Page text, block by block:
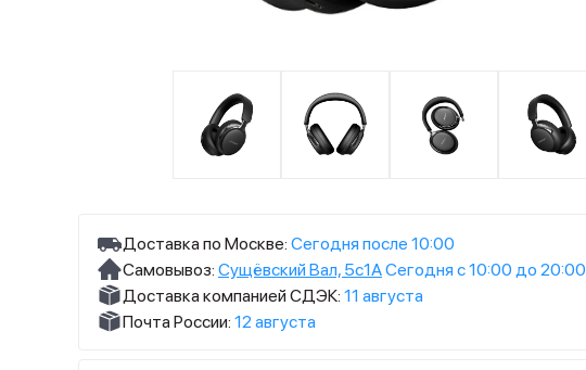
Доставка по Москве: Сегодня после 10:00
Самовывоз: Сущёвский Вал, 5с1АСегодня с 10:00 до 20:00
Доставка компанией СДЭК: 11 августа
Почта России: 12 августа